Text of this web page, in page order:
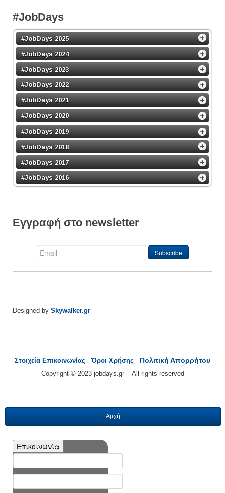
#JobDays
#JobDays 2025
#JobDays 2024
#JobDays 2023
#JobDays 2022
#JobDays 2021
#JobDays 2020
#JobDays 2019
#JobDays 2018
#JobDays 2017
#JobDays 2016
Εγγραφή στο newsletter
Designed by Skywalker.gr
Στοιχεία Επικοινωνίας -Όροι Χρήσης - Πολιτική Απορρήτου
Copyright © 2023 jobdays.gr -- All rights reserved
Αρχή